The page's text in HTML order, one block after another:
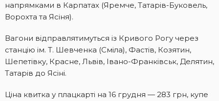
напрямками в Карпатах (Яремче, Татарів-Буковель,
Ворохта та Ясіня).
Вагони відправлятимуться із Кривого Рогу через
станцію ім. Т. Шевченка (Сміла), Фастів, Козятин,
Шепетівку, Красне, Львів, Івано-Франківськ, Делятин,
Татарів до Ясіні.
Ціна квитка у плацкарті на 16 грудня — 283 грн, купе